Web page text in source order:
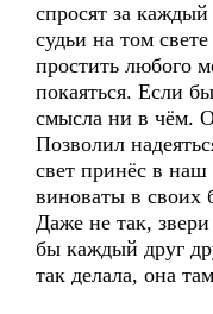
спросят за
судьи на том
простить любого
покаяться. Если
смысла ни в чём.
Позволил
свет принёс в
виноваты в своих
Даже не так,
бы каждый друг
так делала, она